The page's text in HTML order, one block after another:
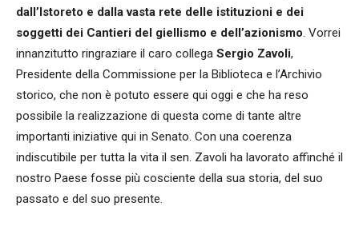
dall’Istoreto e dalla vasta rete delle istituzioni e dei
soggetti dei Cantieri del giellismo e dell’azionismo. Vorrei
innanzitutto ringraziare il caro collega Sergio Zavoli,
Presidente della Commissione per la Biblioteca e l’Archivio
storico, che non è potuto essere qui oggi e che ha reso
possibile la realizzazione di questa come di tante altre
importanti iniziative qui in Senato. Con una coerenza
indiscutibile per tutta la vita il sen. Zavoli ha lavorato affinché il
nostro Paese fosse più cosciente della sua storia, del suo
passato e del suo presente.